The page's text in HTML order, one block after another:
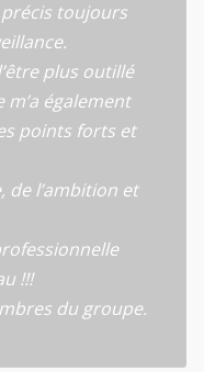
toujours
plus outillé
également
points forts et
de l’ambition et
!!!
du groupe.